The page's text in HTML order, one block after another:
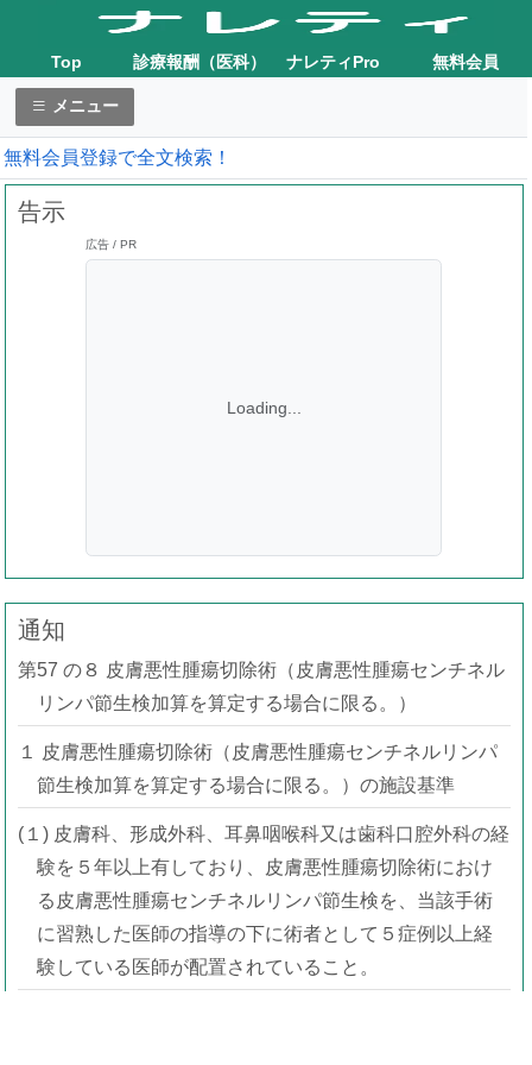
Top 診療報酬（医科） ナレティPro 無料会員
メニュー
無料会員登録で全文検索！
告示
広告 / PR
Loading...
通知
第57 の８ 皮膚悪性腫瘍切除術（皮膚悪性腫瘍センチネル
リンパ節生検加算を算定する場合に限る。）
１ 皮膚悪性腫瘍切除術（皮膚悪性腫瘍センチネルリンパ
節生検加算を算定する場合に限る。）の施設基準
(１) 皮膚科、形成外科、耳鼻咽喉科又は歯科口腔外科の経
験を５年以上有しており、皮膚悪性腫瘍切除術におけ
る皮膚悪性腫瘍センチネルリンパ節生検を、当該手術
に習熟した医師の指導の下に術者として５症例以上経
験している医師が配置されていること。